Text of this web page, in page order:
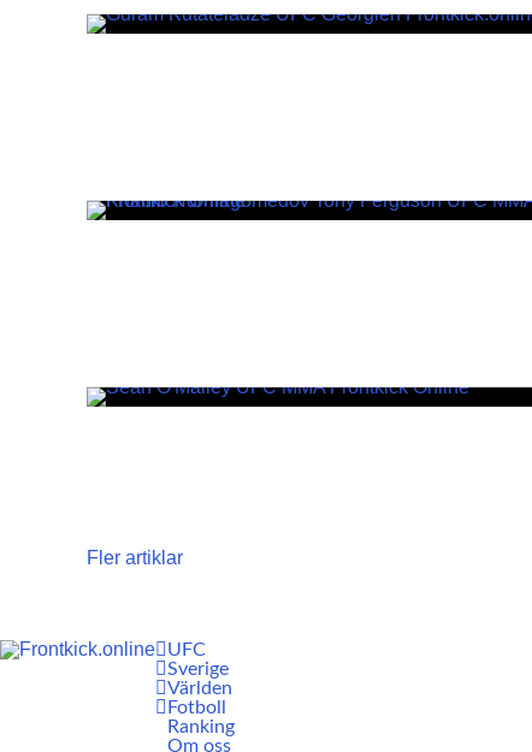
Fler artiklar
UFC
Sverige
Världen
Fotboll
Ranking
Om oss